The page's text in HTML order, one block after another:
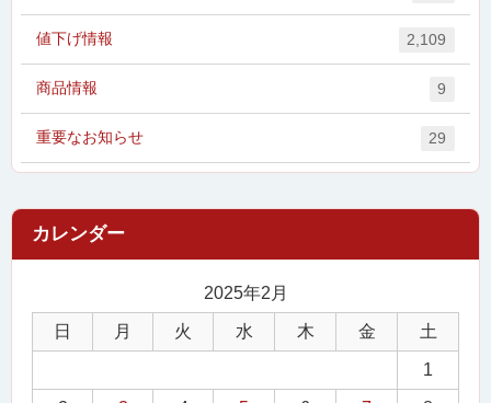
値下げ情報 2,109
商品情報 9
重要なお知らせ 29
2025年2月
日 月 火 水 木 金 土
1